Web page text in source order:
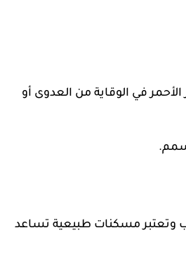
التمر الأحمر في الوقاية من العدوى أو
وتعتبر مسكنات طبيعية تساعد